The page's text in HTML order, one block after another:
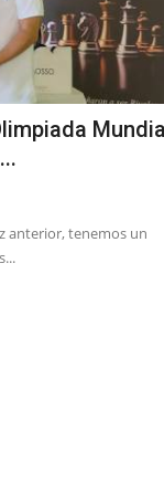
anterior, tenemos un